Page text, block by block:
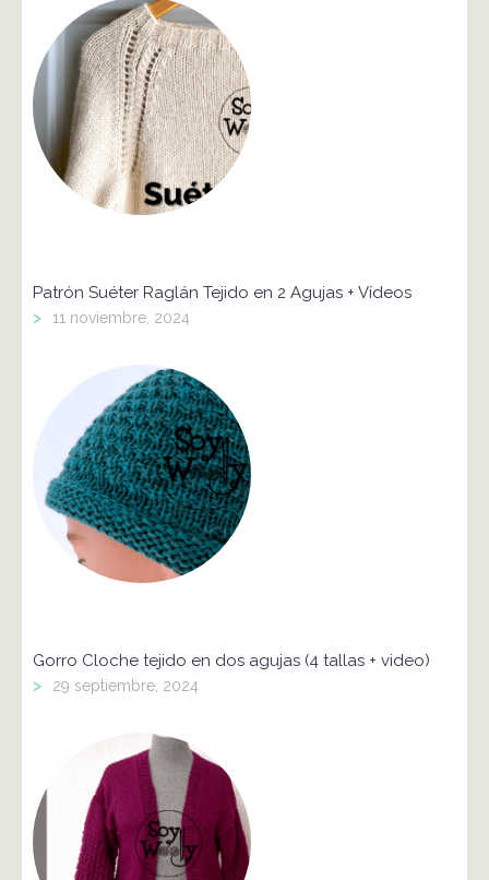
Patrón Suéter Raglán Tejido en 2 Agujas + Vídeos
> 11 noviembre, 2024
Gorro Cloche tejido en dos agujas (4 tallas + video)
> 29 septiembre, 2024